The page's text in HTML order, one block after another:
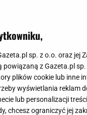
sp. z o.o. oraz jej
powiązaną z Gazeta.pl
plików cookie lub inne
wyświetlania reklam
lub personalizacji
chcesz ograniczyć jej